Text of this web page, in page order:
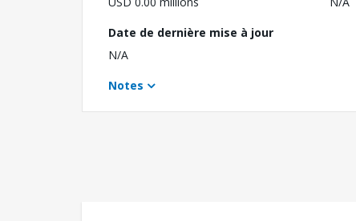
Date de dernière mise à jour
N/A
Notes